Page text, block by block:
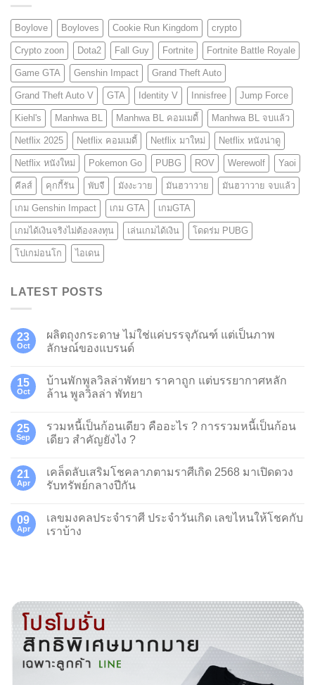
Boylove Boyloves Cookie Run Kingdom crypto
Crypto zoon Dota2 Fall Guy Fortnite Fortnite Battle Royale
Game GTA Genshin Impact Grand Theft Auto
Grand Theft Auto V GTA Identity V Innisfree Jump Force
Kiehl's Manhwa BL Manhwa BL คอมเมดี้ Manhwa BL จบแล้ว
Netflix 2025 Netflix คอมเมดี้ Netflix มาใหม่ Netflix หนังน่าดู
Netflix หนังใหม่ Pokemon Go PUBG ROV Werewolf Yaoi
คีลส์ คุกกี้รัน พับจี มังงะวาย มันฮวาวาย มันฮวาวาย จบแล้ว
เกม Genshin Impact เกม GTA เกมGTA
เกมได้เงินจริงไม่ต้องลงทุน เล่นเกมได้เงิน โดดร่ม PUBG
โปเกม่อนโก ไอเดน
LATEST POSTS
23
Oct
ผลิตถุงกระดาษ ไม่ใช่แค่บรรจุภัณฑ์ แต่เป็นภาพ
ลักษณ์ของแบรนด์
15
Oct
บ้านพักพูลวิลล่าพัทยา ราคาถูก แต่บรรยากาศหลัก
ล้าน พูลวิลล่า พัทยา
25
Sep
รวมหนี้เป็นก้อนเดียว คืออะไร ? การรวมหนี้เป็นก้อน
เดียว สำคัญยังไง ?
21
Apr
เคล็ดลับเสริมโชคลาภตามราศีเกิด 2568 มาเปิดดวง
รับทรัพย์กลางปีกัน
09
Apr
เลขมงคลประจำราศี ประจำวันเกิด เลขไหนให้โชคกับ
เราบ้าง